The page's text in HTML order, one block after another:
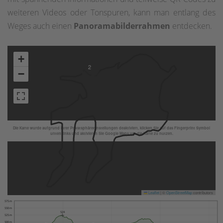
weiteren Videos oder Tonspuren, kann man entlang des
Weges auch einen Panoramabilderrahmen entdecken.
Die Karte wurde aufgrund Ihrer Privatsphäreeinstellungen deaktiviert, klicken Sie auf das Fingerprint Symbol
unten links und aktivieren Sie Google Maps um die Karte zu nutzen.
2
+
−
Leaflet OpenStreetMapcontributors
500 m
525 m
550 m
575 m
524